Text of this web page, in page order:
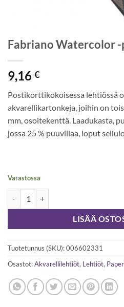
Fabriano Watercolor
9,16 €
Postikorttikokoisessa lehtiössä
akvarellikartonkeja, joihin on
mm, osoitekenttä. Laadukasta,
jossa 25 % puuvillaa, loput
Varastossa
LISÄÄ
Tuotetunnus (SKU):006602331
Osastot:Akvarellilehtiöt, Lehtiöt,